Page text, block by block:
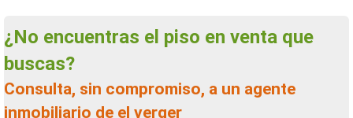
¿No encuentras el piso en venta que
buscas?
Consulta, sin compromiso, a un agente
inmobiliario de el verger